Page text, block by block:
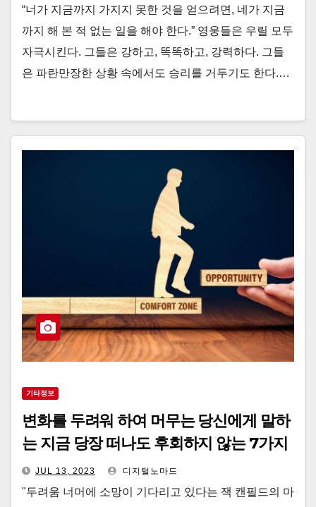
“너가 지금까지 가지지 못한 것을 얻으려면, 네가 지금
까지 해 본 적 없는 일을 해야 한다.” 영웅들은 우릴 모두
자극시킨다. 그들은 강하고, 똑똑하고, 강력하다. 그들
은 파란만장한 상황 속에서도 승리를 거두기도 한다.…
기타정보
변화를 두려워 하여 머무는 당신에게 말하
는 지금 당장 떠나도 후회하지 않는 7가지
이유JUL 13, 2023 디지털노마드
"두려움 너머에 소망이 기다리고 있다는 잭 캔필드의 마